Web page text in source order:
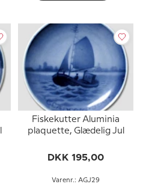
Fiskekutter Aluminia
plaquette, Glædelig Jul
DKK 195,00
Varenr.: AGJ29